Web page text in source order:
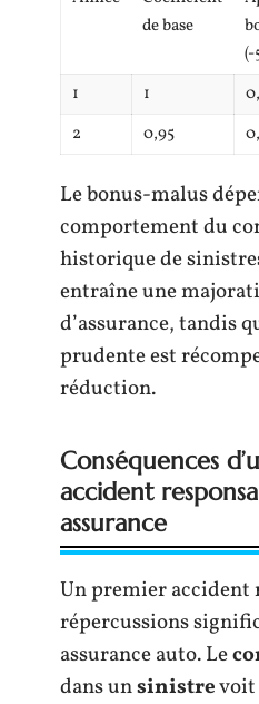
de base
(-
1
1
2
0,95
Le bonus-malus
comportement du
historique de
entraîne une
d’assurance, tandis
prudente est
réduction.
Conséquences
accident
assurance
Un premier accident
répercussions
assurance auto. Le
dans unsinistrevoit